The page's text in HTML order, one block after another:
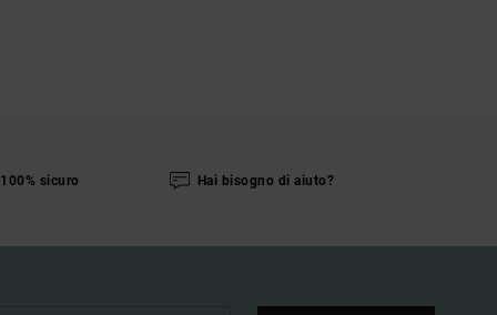
sicuro Hai bisogno di aiuto?